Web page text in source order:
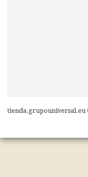
tienda.grupouniversal.eu